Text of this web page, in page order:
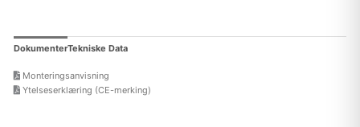
DokumenterTekniske Data
Monteringsanvisning
Ytelseserklæring (CE-merking)